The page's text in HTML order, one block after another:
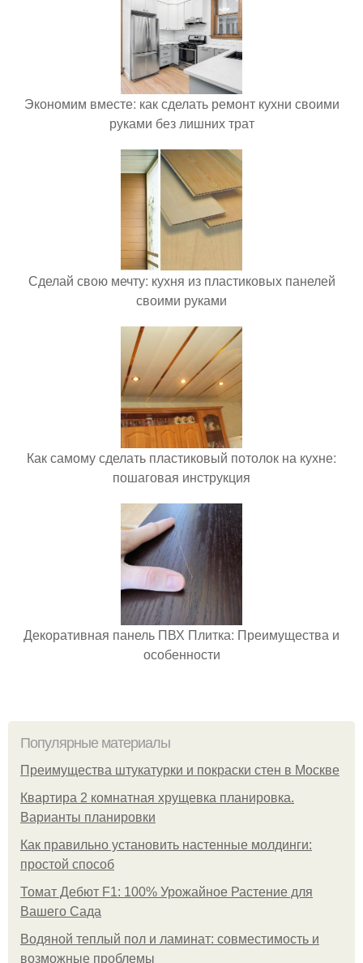
Экономим вместе: как сделать ремонт кухни своими
руками без лишних трат
Сделай свою мечту: кухня из пластиковых панелей
своими руками
Как самому сделать пластиковый потолок на кухне:
пошаговая инструкция
Декоративная панель ПВХ Плитка: Преимущества и
особенности
Популярные материалы
Преимущества штукатурки и покраски стен в Москве
Квартира 2 комнатная хрущевка планировка.
Варианты планировки
Как правильно установить настенные молдинги:
простой способ
Томат Дебют F1: 100% Урожайное Растение для
Вашего Сада
Водяной теплый пол и ламинат: совместимость и
возможные проблемы